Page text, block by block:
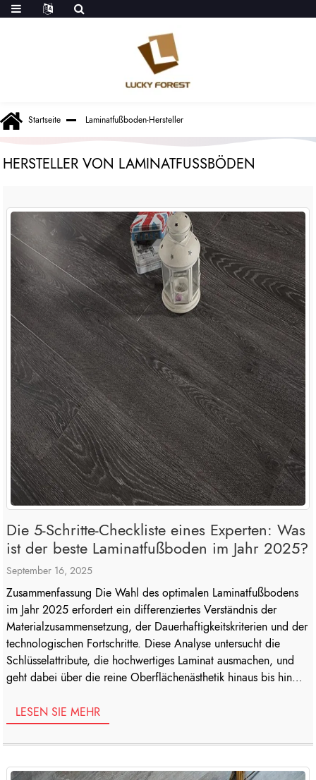
Startseite Laminatfußboden-Hersteller
HERSTELLER VON LAMINATFUSSBÖDEN
Die 5-Schritte-Checkliste eines Experten: Was
ist der beste Laminatfußboden im Jahr 2025?
September 16, 2025
Zusammenfassung Die Wahl des optimalen Laminatfußbodens
im Jahr 2025 erfordert ein differenziertes Verständnis der
Materialzusammensetzung, der Dauerhaftigkeitskriterien und der
technologischen Fortschritte. Diese Analyse untersucht die
Schlüsselattribute, die hochwertiges Laminat ausmachen, und
geht dabei über die reine Oberflächenästhetik hinaus bis hin
mehrschichtigen Aufbau und konzentriert sich dabei auf die
schützenden Eigenschaften der Nutzschicht [...]
LESEN SIE MEHR